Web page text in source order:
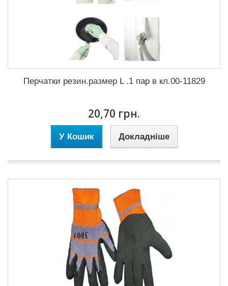
Перчатки резин.размер L .1 пар в кл.00-11829
20,70 грн.
У Кошик Докладніше